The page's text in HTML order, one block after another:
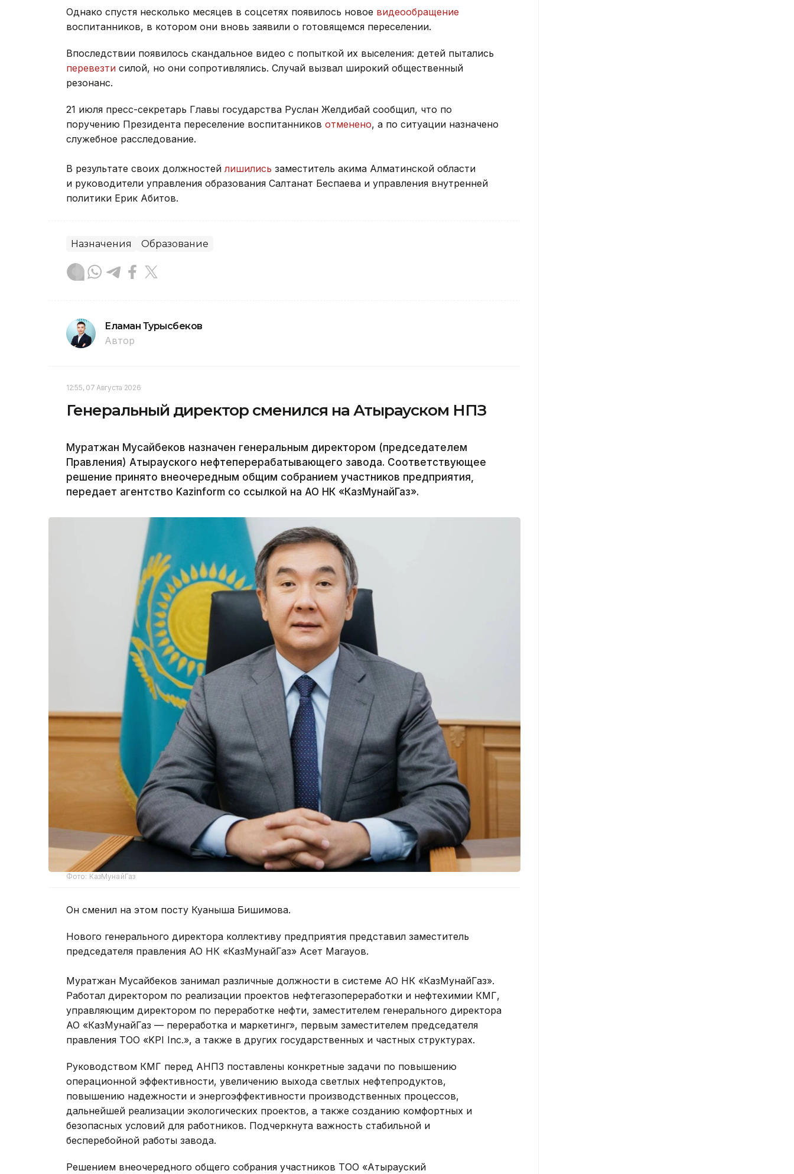
Однако спустя несколько месяцев в соцсетях появилось новое видеообращение
воспитанников, в котором они вновь заявили о готовящемся переселении.
Впоследствии появилось скандальное видео с попыткой их выселения: детей пытались
перевезти силой, но они сопротивлялись. Случай вызвал широкий общественный
резонанс.
21 июля пресс-секретарь Главы государства Руслан Желдибай сообщил, что по
поручению Президента переселение воспитанников отменено, а по ситуации назначено
служебное расследование.
В результате своих должностейлишились заместитель акима Алматинской области
и руководители управления образования Салтанат Беспаева и управления внутренней
политики Ерик Абитов.
Назначения Образование
Еламан Турысбеков
Автор
12:55, 07 Августа 2026
Генеральный директор сменился на Атырауском НПЗ
Муратжан Мусайбеков назначен генеральным директором (председателем
Правления) Атырауского нефтеперерабатывающего завода. Соответствующее
решение принято внеочередным общим собранием участников предприятия,
передает агентство Kazinform со ссылкой на АО НК «КазМунайГаз».
Фото: КазМунайГаз
Он сменил на этом посту Куаныша Бишимова.
Нового генерального директора коллективу предприятия представил заместитель
председателя правления АО НК «КазМунайГаз» Асет Магауов.
Муратжан Мусайбеков занимал различные должности в системе АО НК «КазМунайГаз».
Работал директором по реализации проектов нефтегазопереработки и нефтехимии КМГ,
управляющим директором по переработке нефти, заместителем генерального директора
АО «КазМунайГаз — переработка и маркетинг», первым заместителем председателя
правления ТОО «KPI Inc.», а также в других государственных и частных структурах.
Руководством КМГ перед АНПЗ поставлены конкретные задачи по повышению
операционной эффективности, увеличению выхода светлых нефтепродуктов,
повышению надежности и энергоэффективности производственных процессов,
дальнейшей реализации экологических проектов, а также созданию комфортных и
безопасных условий для работников. Подчеркнута важность стабильной и
бесперебойной работы завода.
Решением внеочередного общего собрания участников ТОО «Атырауский